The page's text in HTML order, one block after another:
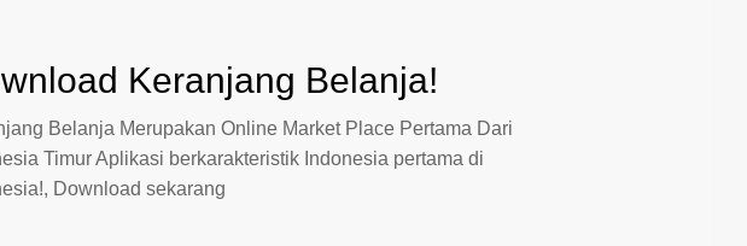
Keranjang Belanja!
Belanja Merupakan Online Market Place Pertama Dari
Timur Aplikasi berkarakteristik Indonesia pertama di
Download sekarang